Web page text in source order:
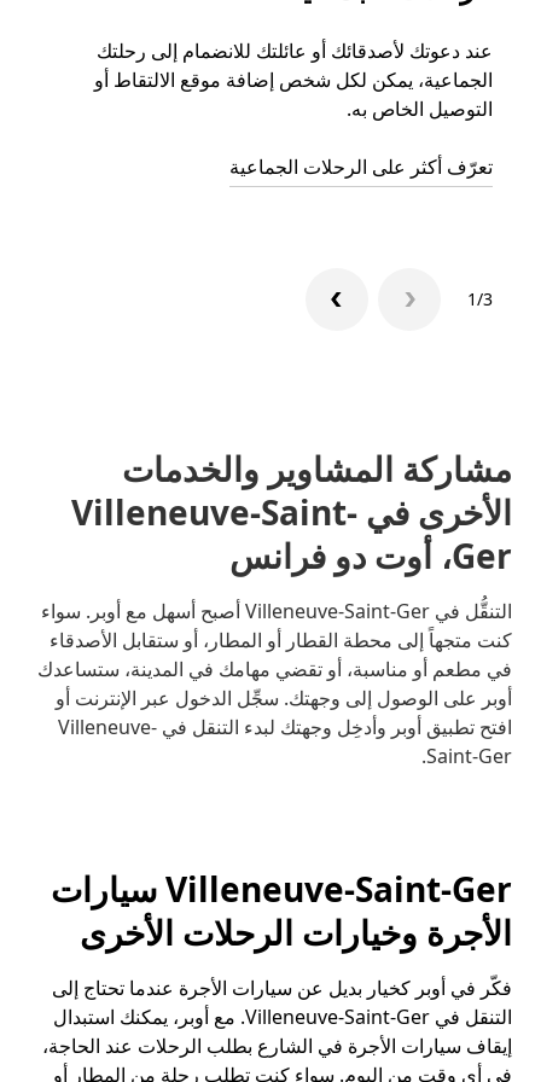
عند دعوتك لأصدقائك أو عائلتك للانضمام إلى رحلتك
الجماعية، يمكن لكل شخص إضافة موقع الالتقاط أو
التوصيل الخاص به.
تعرّف أكثر على الرحلات الجماعية
1/3
مشاركة المشاوير والخدمات
الأخرى في Villeneuve-Saint-
Ger، أوت دو فرانس
التنقُّل في Villeneuve-Saint-Ger أصبح أسهل مع أوبر. سواء
كنت متجهاً إلى محطة القطار أو المطار، أو ستقابل الأصدقاء
في مطعم أو مناسبة، أو تقضي مهامك في المدينة، ستساعدك
أوبر على الوصول إلى وجهتك. سجِّل الدخول عبر الإنترنت أو
افتح تطبيق أوبر وأدخِل وجهتك لبدء التنقل في Villeneuve-
Saint-Ger.
Villeneuve-Saint-Ger سيارات
الأجرة وخيارات الرحلات الأخرى
فكّر في أوبر كخيار بديل عن سيارات الأجرة عندما تحتاج إلى
التنقل في Villeneuve-Saint-Ger. مع أوبر، يمكنك استبدال
إيقاف سيارات الأجرة في الشارع بطلب الرحلات عند الحاجة،
في أي وقت من اليوم. سواء كنت تطلب رحلة من المطار أو